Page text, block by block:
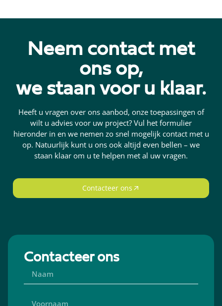
Neem contact met
ons op,
we staan voor u klaar.
Heeft u vragen over ons aanbod, onze toepassingen of
wilt u advies voor uw project? Vul het formulier
hieronder in en we nemen zo snel mogelijk contact met u
op. Natuurlijk kunt u ons ook altijd even bellen – we
staan klaar om u te helpen met al uw vragen.
Contacteer ons
Contacteer ons